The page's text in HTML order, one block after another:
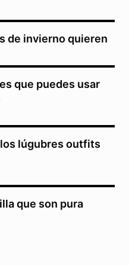
de invierno quieren
que puedes usar
lúgubres outfits
que son pura